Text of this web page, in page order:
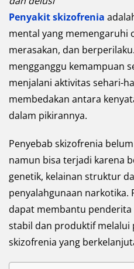
Penyakit skizofrenia
mental yang memengaruhi
merasakan, dan
mengganggu kemampuan
menjalani aktivitas sehari-
membedakan antara
dalam pikirannya.
Penyebab skizofrenia
namun bisa terjadi karena
genetik, kelainan struktur
penyalahgunaan narkotika.
dapat membantu
stabil dan produktif melalui
skizofrenia yang